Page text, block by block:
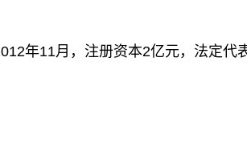
年11月，注册资本2亿元，法定代